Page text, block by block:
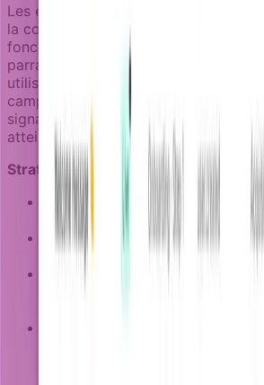
Les enrichisseurs peuvent vérifier la
la cohérence d'usage, ou la
fonctionnalités pour identifier de
parrainage. Plutôt que de demander à
utilisateurs de parrainer d'autres
campagnes peuvent cibler les
signaux d'engagement forts ou ceux
atteint des résultats significatifs.
Stratégies de campagnes de
Campagnes post-jalon qui
les utilisateurs terminent des
Campagnes d'expansion
utilisateurs dont les
Campagnes d'advocacy
après que les utilisateurs
utilisateurs montrant un usage